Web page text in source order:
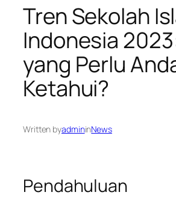
Tren Sekolah
Indonesia
yang Perlu
Ketahui?
Written byadmininNews
Pendahuluan